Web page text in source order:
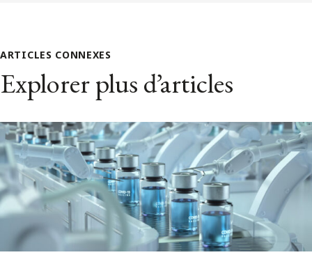
ARTICLES CONNEXES
Explorer plus d’articles